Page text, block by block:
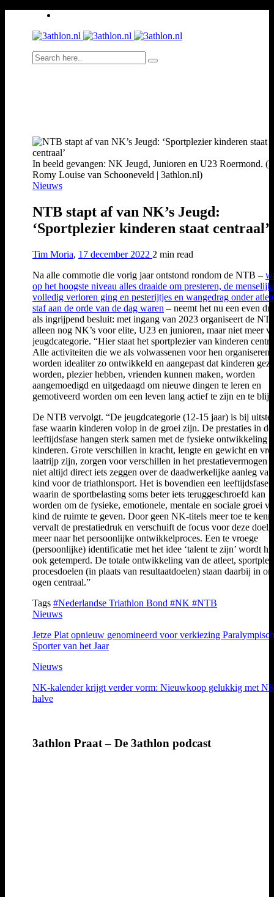
In beeld gevangen: NK Jeugd, Junioren en U23 Roermond.
Romy Louise van Schooneveld | 3athlon.nl)
Nieuws
NTB stapt af van NK’s Jeugd:
‘Sportplezier kinderen staat centraal’
Tim Moria, 17 december 2022 2 min read
Na alle commotie die vorig jaar ontstond rondom de NTB –
op het hoogste niveau alles draaide om presteren, de
volledig verloren ging en pesterijtjes en wangedrag onder
staf aan de orde van de dag waren – neemt het nu een even
als ingrijpend besluit: met ingang van 2023 organiseert de
alleen nog NK’s voor elite, U23 en junioren, maar niet meer
jeugdcategorie. “Hier staat het sportplezier van kinderen
Alle activiteiten die we als volwassenen voor hen organiseren,
worden idealiter zo ontwikkeld en aangepast dat kinderen
worden, plezier hebben, vrienden kunnen maken, worden
aangemoedigd en uitgedaagd om nieuwe dingen te leren en
gemotiveerd worden om een leven lang actief te zijn en te
De NTB vervolgt. “De jeugdcategorie (12-15 jaar) is bij
fase waarin kinderen volop in de groei zijn. De prestaties in
leeftijdsfase hangen sterk samen met de fysieke ontwikkeling
kinderen. Grote verschillen in kracht, lengte en gewicht en
laatrijp zijn, zorgen voor verschillen in het prestatievermogen
niet altijd direct iets zeggen over de daadwerkelijke aanleg
kind voor de triathlonsport. Het is bovendien een leeftijdsfase
waarin de sportbelasting soms beter iets teruggeschroefd kan
worden om de fysieke, emotionele, mentale en sociale groei
kind de ruimte te geven. Door geen NK-titels meer toe te
vervalt de prestatiedruk en verschuift de focus voor deze
meer naar het persoonlijke ontwikkelproces. Een te vroege
(persoonlijke) identificatie met het idee ‘talent te zijn’ wordt
ook getemperd. De totale ontwikkeling van de atleet,
procesdoelen (in plaats van resultaatdoelen) staan daarbij in
ogen centraal.”
Tags #Nederlandse Triathlon Bond #NK #NTB
Nieuws
Jetze Plat opnieuw genomineerd voor verkiezing Paralympisch
Sporter van het Jaar
Nieuws
NK-kalender krijgt verder vorm: Nieuwkoop gelukkig met
halve
3athlon Praat – De 3athlon podcast